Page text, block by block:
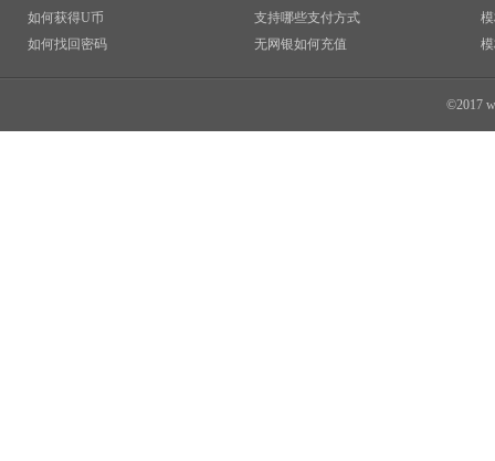
如何获得U币
如何找回密码
支持哪些支付方式
无网银如何充值
©2017